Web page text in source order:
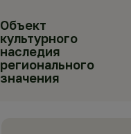
Объект
культурного
наследия
регионального
значения